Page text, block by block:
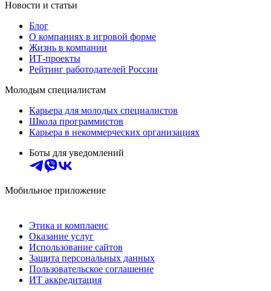
Новости и статьи
Блог
О компаниях в игровой форме
Жизнь в компании
ИТ-проекты
Рейтинг работодателей России
Молодым специалистам
Карьера для молодых специалистов
Школа программистов
Карьера в некоммерческих организациях
Боты для уведомлений
Мобильное приложение
Этика и комплаенс
Оказание услуг
Использование сайтов
Защита персональных данных
Пользовательское соглашение
ИТ аккредитация